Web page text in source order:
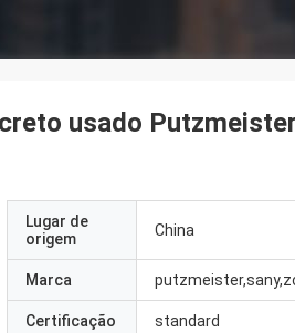
usado
Lugar de
origem
China
Marca
Certificação standard